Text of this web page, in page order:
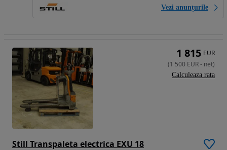
Vezi anunțurile
Still Transpaleta electrica EXU 18
1 815 EUR
(1 500 EUR- net)
Calculeaza rata